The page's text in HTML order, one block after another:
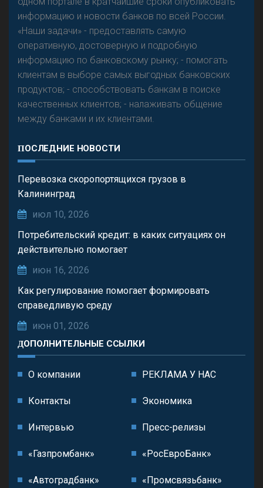
информацию и новости банков по всей России.
«Наши задачи» - предоставлять самую
оперативную, достоверную и подробную
информацию по банковскому рынку; - помогать
клиентам в выборе самых выгодных банковских
продуктов; - способствовать банкам в поиске
качественных клиентов; - налаживать общение
между банками и их клиентами.
ПОСЛЕДНИЕ НОВОСТИ
Перевозка скоропортящихся грузов в
Калининград
июл 10, 2026
Потребительский кредит: в каких ситуациях он
действительно помогает
июн 16, 2026
Как регулирование помогает формировать
справедливую среду
июн 01, 2026
ДОПОЛНИТЕЛЬНЫЕ ССЫЛКИ
О компании РЕКЛАМА У НАС
Контакты Экономика
Интервью Пресс-релизы
«Газпромбанк» «РосЕвроБанк»
«Автоградбанк» «Промсвязьбанк»